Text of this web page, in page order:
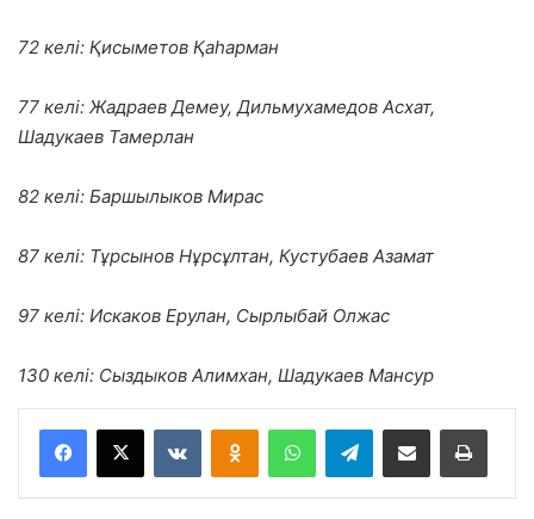
72 келі: Қисыметов Қаһарман
77 келі: Жадраев Демеу, Дильмухамедов Асхат,
Шадукаев Тамерлан
82 келі: Баршылыков Мирас
87 келі: Тұрсынов Нұрсұлтан, Кустубаев Азамат
97 келі: Искаков Ерулан, Сырлыбай Олжас
130 келі: Сыздыков Алимхан, Шадукаев Мансур
Telegram